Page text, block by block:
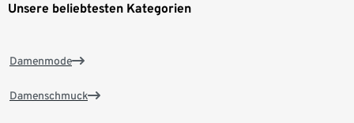
Unsere beliebtesten Kategorien
Damenmode
Damenschmuck